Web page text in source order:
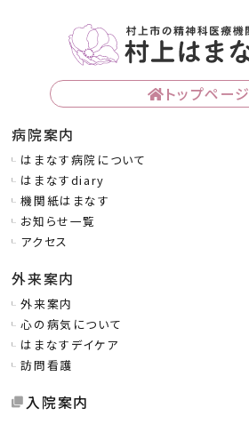
トップページ
病院案内
はまなす病院について
はまなすdiary
機関紙はまなす
お知らせ一覧
アクセス
外来案内
外来案内
心の病気について
はまなすデイケア
訪問看護
入院案内